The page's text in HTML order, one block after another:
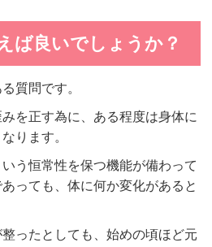
ば良いでしょうか？
質問です。
を正す為に、ある程度は身体に
ります。
う恒常性を保つ機能が備わって
っても、体に何か変化があると
ったとしても、始めの頃ほど元